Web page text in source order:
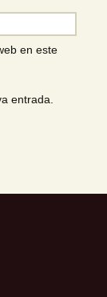
en este
entrada.